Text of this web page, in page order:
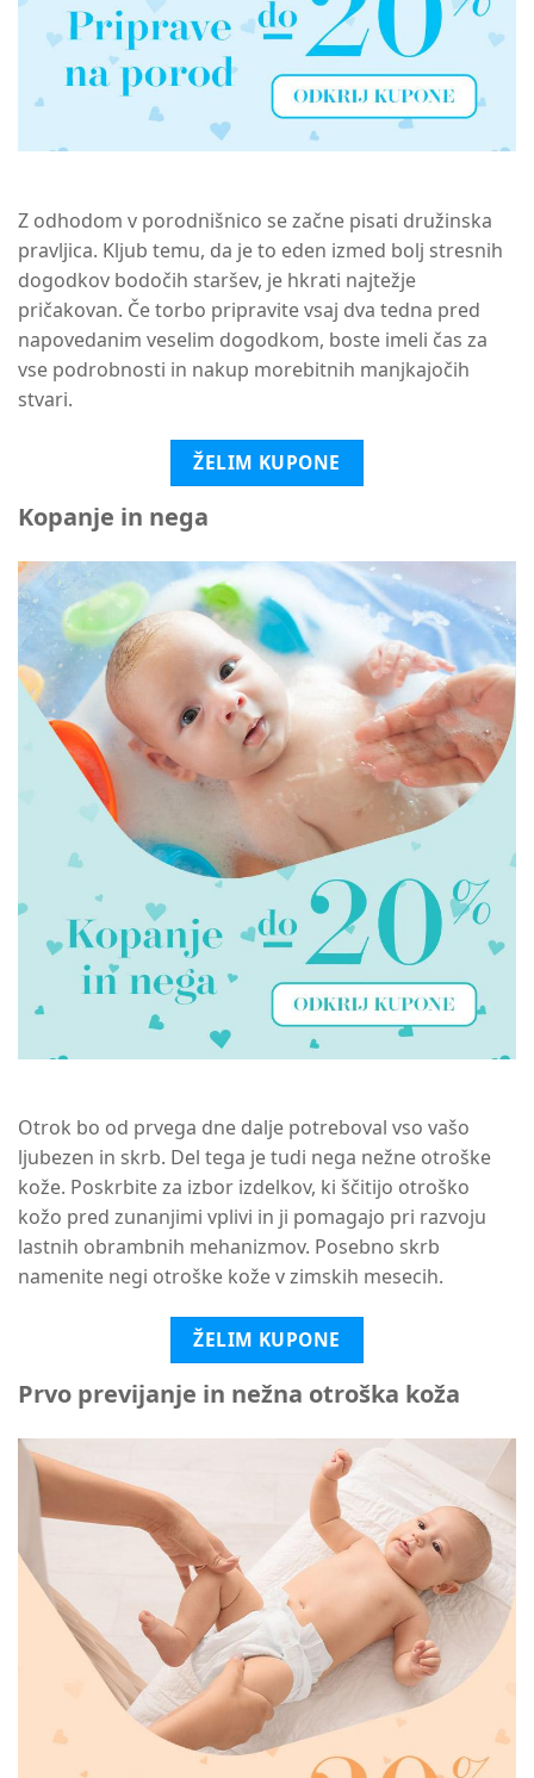
Z odhodom v porodnišnico se začne pisati družinska
pravljica. Kljub temu, da je to eden izmed bolj stresnih
dogodkov bodočih staršev, je hkrati najtežje
pričakovan. Če torbo pripravite vsaj dva tedna pred
napovedanim veselim dogodkom, boste imeli čas za
vse podrobnosti in nakup morebitnih manjkajočih
stvari.
ŽELIM KUPONE
Kopanje in nega
Otrok bo od prvega dne dalje potreboval vso vašo
ljubezen in skrb. Del tega je tudi nega nežne otroške
kože. Poskrbite za izbor izdelkov, ki ščitijo otroško
kožo pred zunanjimi vplivi in ji pomagajo pri razvoju
lastnih obrambnih mehanizmov. Posebno skrb
namenite negi otroške kože v zimskih mesecih.
ŽELIM KUPONE
Prvo previjanje in nežna otroška koža